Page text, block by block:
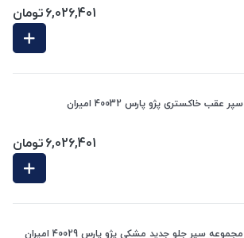
6,026,401تومان
سپر عقب خاکستری پژو پارس 40032 امیران
6,026,401تومان
مجموعه سپر جلو جدید مشکی پژو پارس 40029 امیران